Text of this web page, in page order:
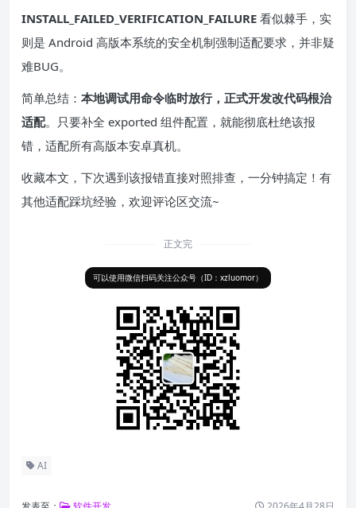
INSTALL_FAILED_VERIFICATION_FAILURE 看似棘手，实
则是 Android 高版本系统的安全机制强制适配要求，并非疑
难BUG。
简单总结： 本地调试用命令临时放行，正式开发改代码根治
适配。只要补全 exported 组件配置，就能彻底杜绝该报
错，适配所有高版本安卓真机。
收藏本文，下次遇到该报错直接对照排查，一分钟搞定！有
其他适配踩坑经验，欢迎评论区交流~
正文完
可以使用微信扫码关注公众号（ID：xzluomor）
AI